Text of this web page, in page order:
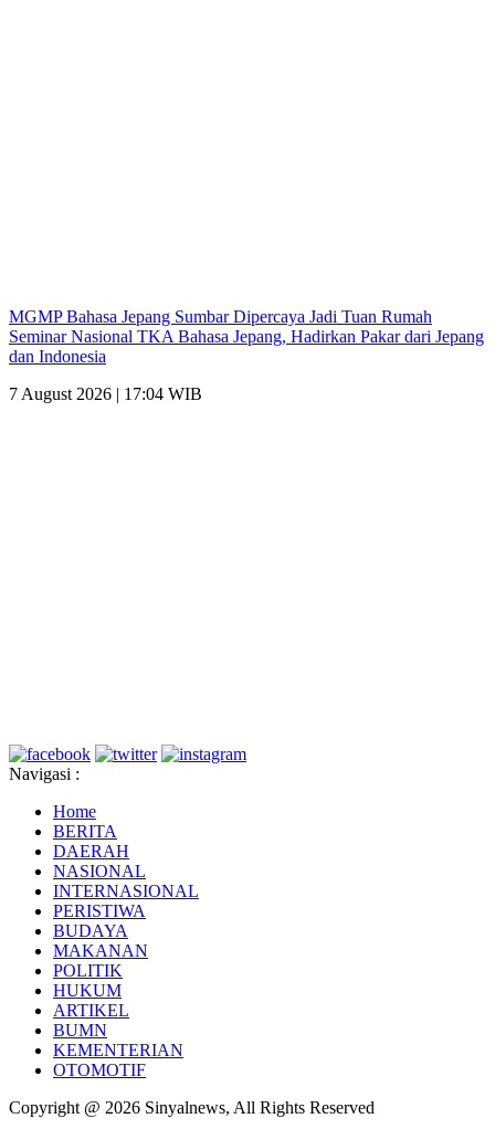
MGMP Bahasa Jepang Sumbar Dipercaya Jadi Tuan Rumah
Seminar Nasional TKA Bahasa Jepang, Hadirkan Pakar dari Jepang
dan Indonesia
7 August 2026 | 17:04 WIB
Navigasi :
Home
BERITA
DAERAH
NASIONAL
INTERNASIONAL
PERISTIWA
BUDAYA
MAKANAN
POLITIK
HUKUM
ARTIKEL
BUMN
KEMENTERIAN
OTOMOTIF
Copyright @ 2026 Sinyalnews, All Rights Reserved